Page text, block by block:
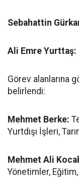
Sebahattin
Ali Emre Yurttaş:
Görev alanlarına
belirlendi:
Mehmet Berke:
Yurtdışı İşleri,
Mehmet Ali
Yönetimler,